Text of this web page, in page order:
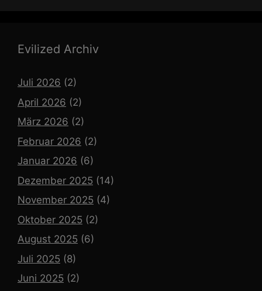
Evilized Archiv
Juli 2026 (2)
April 2026 (2)
März 2026 (2)
Februar 2026 (2)
Januar 2026 (6)
Dezember 2025 (14)
November 2025 (4)
Oktober 2025 (2)
August 2025 (6)
Juli 2025 (8)
Juni 2025 (2)